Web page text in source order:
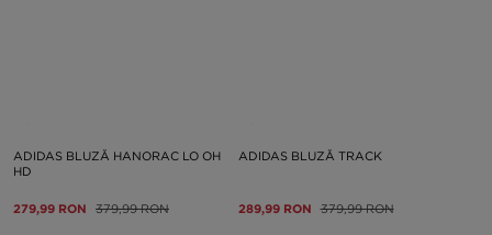
ADIDAS BLUZĂ HANORAC LO OH
HD
279,99 RON 379,99 RON
ADIDAS BLUZĂ TRACK
289,99 RON 379,99 RON